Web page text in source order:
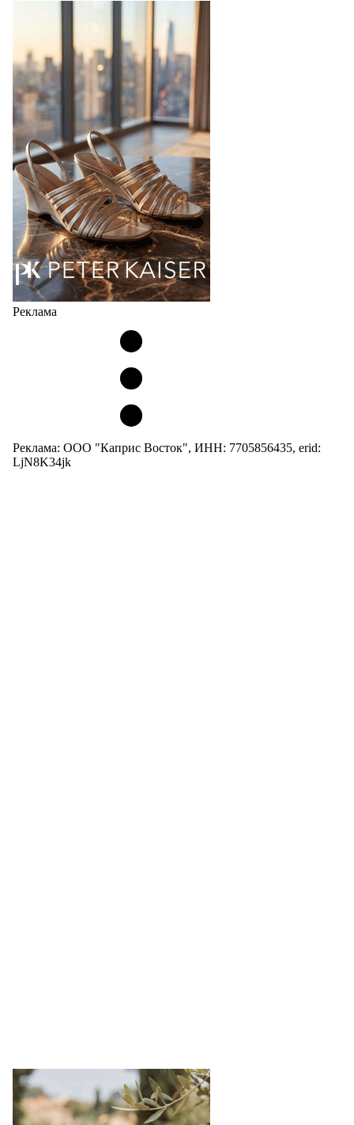
перевыпустил свой хит - кроссовки
Bubble
Популярный силуэт бренда,1999 года выпуска,
соответствует сегодняшнему тренду на
сникерины (гибридный вариант балеток и
кроссовок обтекаемой формы и с тонкой подошвой).
Но в модели Miu Miu Bubble присутствует еще и…
05.08.2026 3497
Реклама
Реклама: ООО "Каприс Восток", ИНН: 7705856435, erid:
LjN8K34jk